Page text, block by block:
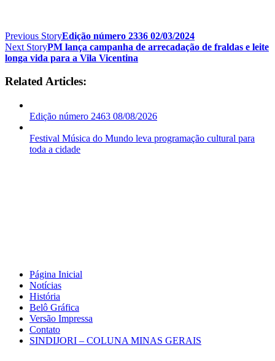
Previous StoryEdição número 2336 02/03/2024
Next StoryPM lança campanha de arrecadação de fraldas e leite
longa vida para a Vila Vicentina
Related Articles:
Edição número 2463 08/08/2026
Festival Música do Mundo leva programação cultural para
toda a cidade
Página Inicial
Notícias
História
Belô Gráfica
Versão Impressa
Contato
SINDIJORI – COLUNA MINAS GERAIS